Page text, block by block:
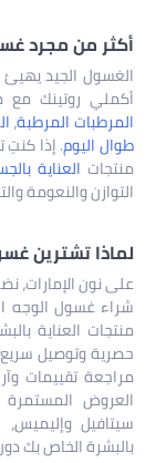
أكثر من مجرد
الغسول الجيد
أكملي روتينك مع
المرطبات المرطبة،
طوال اليوم. إذا كنتِ
منتجات العناية
التوازن والنعومة
لماذا تشترين
على نون
شراء غسول الوجه
منتجات العناية
حصرية وتوصيل
مراجعة تقييمات
العروض
سيتافيل وإليميس،
بالبشرة الخاص بك